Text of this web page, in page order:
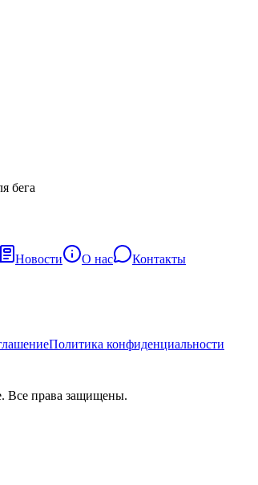
бега
Новости О нас Контакты
Политика конфиденциальности
. Все права защищены.